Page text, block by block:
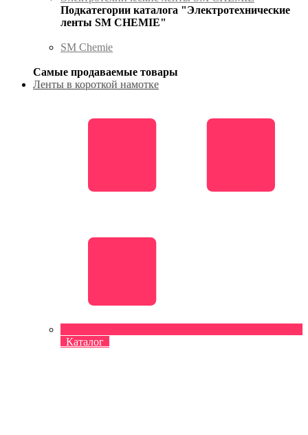
Подкатегории каталога "Электротехнические
ленты SM CHEMIE"
SM Chemie
Самые продаваемые товары
Ленты в короткой намотке
Каталог